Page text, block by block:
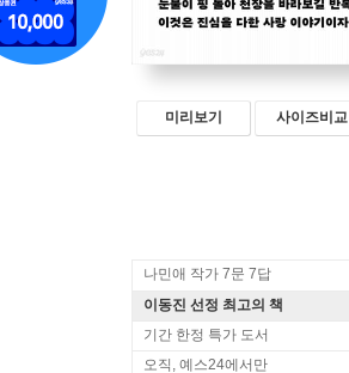
미리보기 사이즈비교
나민애 작가 7문 7답
이동진 선정 최고의 책
기간 한정 특가 도서
오직, 예스24에서만